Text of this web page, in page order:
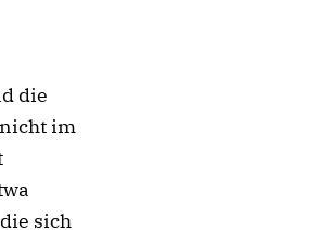
die
im
sich